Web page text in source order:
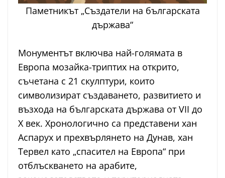
Паметникът „Създатели на българската
държава“
Монументът включва най-голямата в
Европа мозайка-триптих на открито,
съчетана с 21 скулптури, които
символизират създаването, развитието и
възхода на българската държава от VII до
X век. Хронологично са представени хан
Аспарух и прехвърлянето на Дунав, хан
Тервел като „спасител на Европа“ при
отблъскването на арабите,